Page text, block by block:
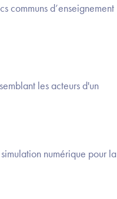
communs d’enseignement
les acteurs d'un
numérique pour la